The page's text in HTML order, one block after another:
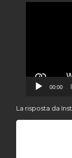
00:00
La risposta da